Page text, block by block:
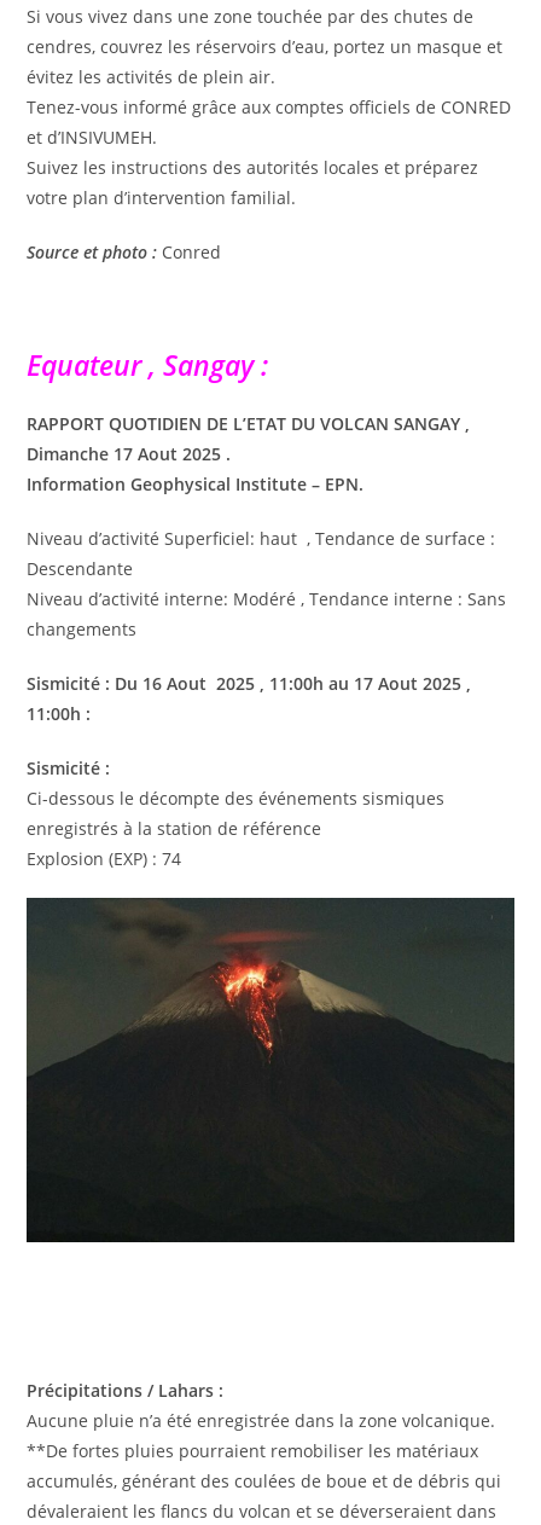
Si vous vivez dans une zone touchée par des chutes de
cendres, couvrez les réservoirs d’eau, portez un masque et
évitez les activités de plein air.
Tenez-vous informé grâce aux comptes officiels de CONRED
et d’INSIVUMEH.
Suivez les instructions des autorités locales et préparez
votre plan d’intervention familial.
Source et photo : Conred
Equateur , Sangay :
RAPPORT QUOTIDIEN DE L’ETAT DU VOLCAN SANGAY ,
Dimanche 17 Aout 2025 .
Information Geophysical Institute – EPN.
Niveau d’activité Superficiel: haut , Tendance de surface :
Descendante
Niveau d’activité interne: Modéré , Tendance interne : Sans
changements
Sismicité : Du 16 Aout 2025 , 11:00h au 17 Aout 2025 ,
11:00h :
Sismicité :
Ci-dessous le décompte des événements sismiques
enregistrés à la station de référence
Explosion (EXP) : 74
Précipitations / Lahars :
Aucune pluie n’a été enregistrée dans la zone volcanique.
**De fortes pluies pourraient remobiliser les matériaux
accumulés, générant des coulées de boue et de débris qui
dévaleraient les flancs du volcan et se déverseraient dans